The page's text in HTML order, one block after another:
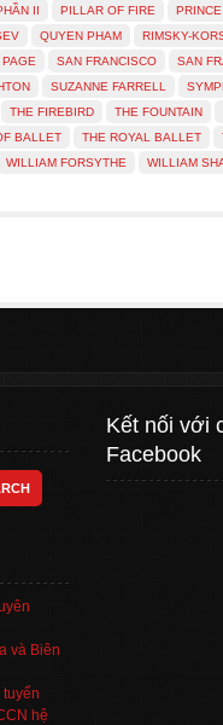
II PILLAR OF FIRE
QUYEN PHAM
RIMSKY-
SAN FRANCISCO
SAN
SUZANNE FARRELL
THE FIREBIRD
THE FOUNTAIN
BALLET THE ROYAL BALLET
WILLIAM FORSYTHE WILLIAM
và Biên
hệ
Kết nối với
Facebook